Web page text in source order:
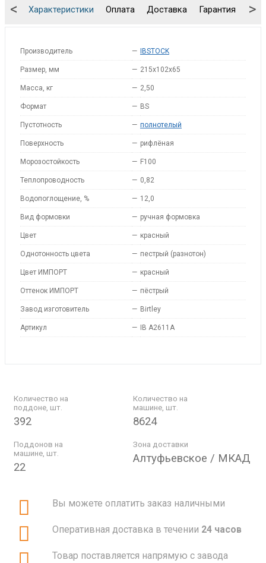
Характеристики Оплата Доставка Гарантия
< >
Производитель — IBSTOCK
Размер, мм — 215x102x65
Масса, кг — 2,50
Формат — BS
Пустотность — полнотелый
Поверхность — рифлёная
Морозостойкость — F100
Теплопроводность — 0,82
Водопоглощение, % — 12,0
Вид формовки — ручная формовка
Цвет — красный
Однотонность цвета — пестрый (разнотон)
Цвет ИМПОРТ — красный
Оттенок ИМПОРТ — пёстрый
Завод изготовитель — Birtley
Артикул — IB A2611A
Количество на
поддоне, шт.
392
Количество на
машине, шт.
8624
Поддонов на
машине, шт.
22
Зона доставки
Алтуфьевское / МКАД
Вы можете оплатить заказ наличными
Оперативная доставка в течении 24 часов
Товар поставляется напрямую с завода